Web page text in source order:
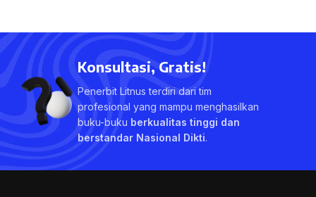
Konsultasi, Gratis!
Penerbit Litnus terdiri dari tim
profesional yang mampu menghasilkan
buku-buku berkualitas tinggi dan
berstandar Nasional Dikti.